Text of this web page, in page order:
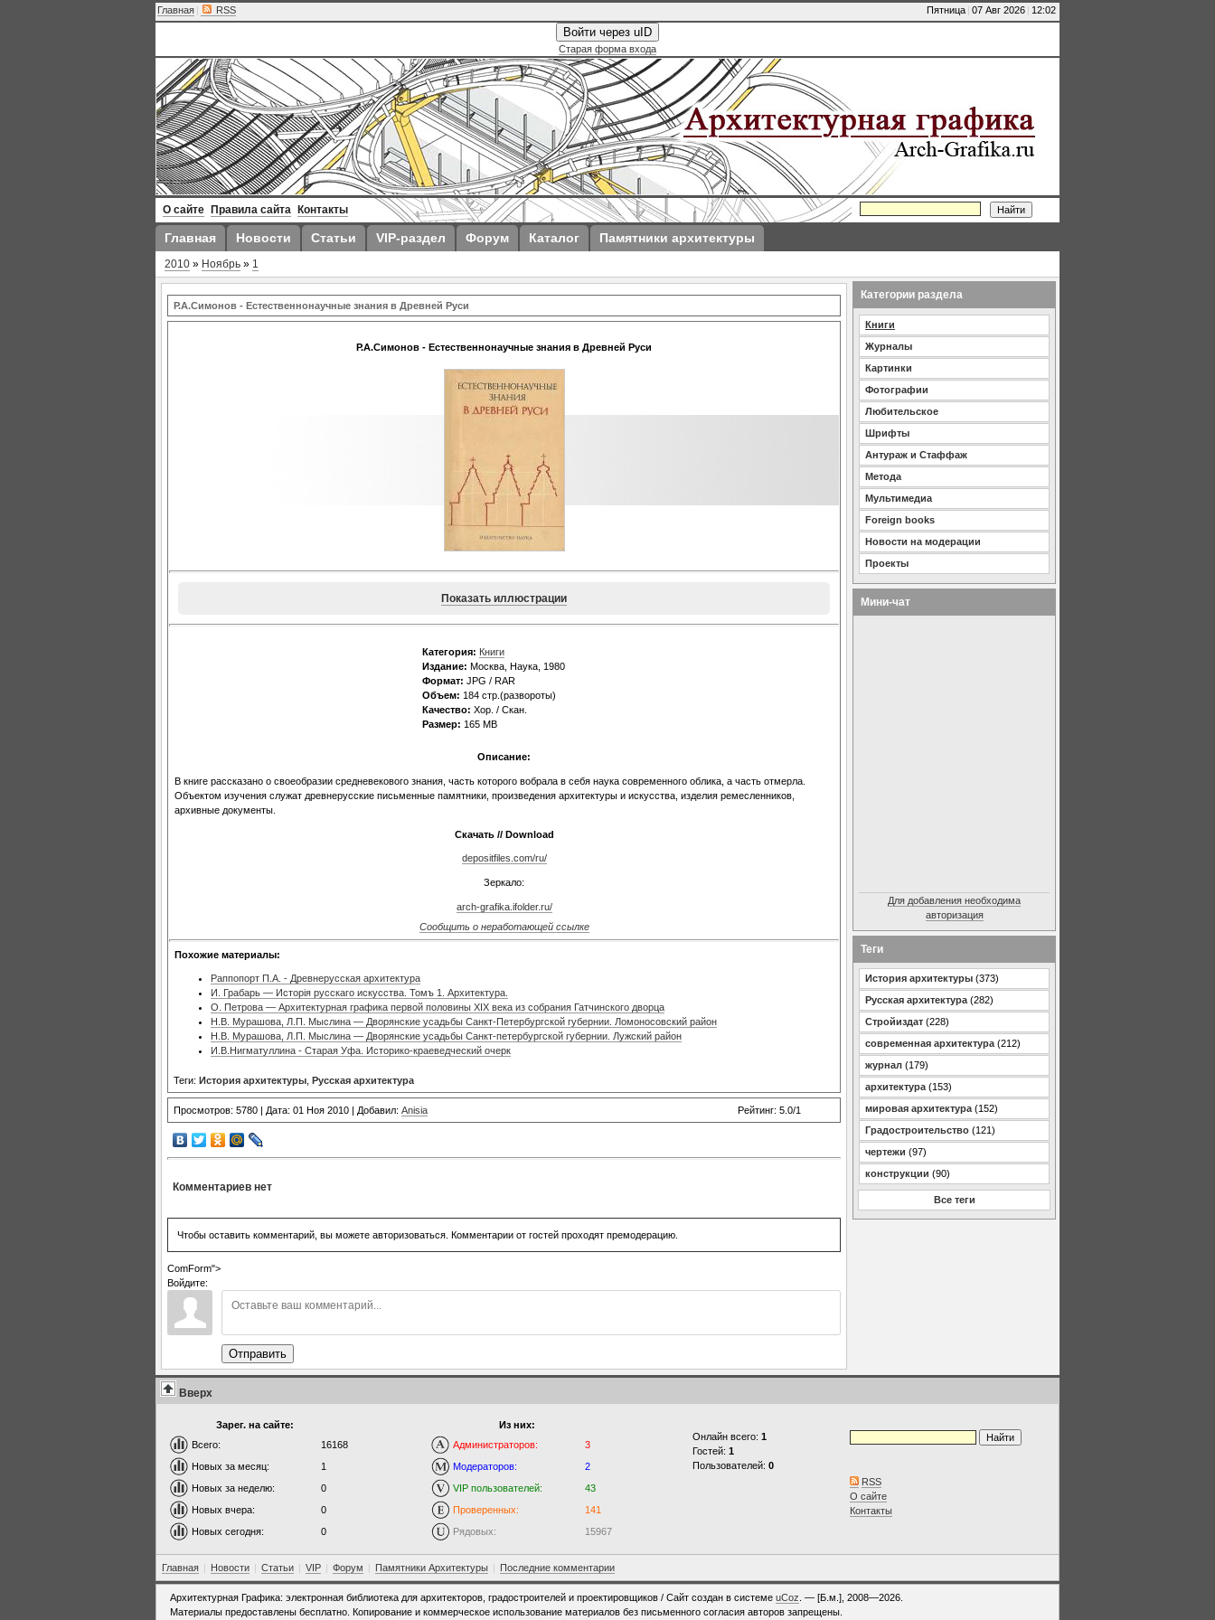
Пятница | 07 Авг 2026 | 12:02
Главная | RSS
Войти через uID
Старая форма входа
О сайте Правила сайта Контакты
Главная Новости Статьи VIP-раздел Форум Каталог Памятники архитектуры
2010 » Ноябрь » 1
Р.А.Симонов - Естественнонаучные знания в Древней Руси
Р.А.Симонов - Естественнонаучные знания в Древней Руси
Показать иллюстрации
Категория: Книги
Издание: Москва, Наука, 1980
Формат: JPG / RAR
Объем: 184 стр.(развороты)
Качество: Хор. / Скан.
Размер: 165 МВ
Описание:
В книге рассказано о своеобразии средневекового знания, часть которого вобрала в себя наука современного облика, а часть отмерла.
Объектом изучения служат древнерусские письменные памятники, произведения архитектуры и искусства, изделия ремесленников,
архивные документы.
Скачать // Download
depositfiles.com/ru/
Зеркало:
arch-grafika.ifolder.ru/
Сообщить о неработающей ссылке
Похожие материалы:
Раппопорт П.А. - Древнерусская архитектура
И. Грабарь — Исторiя русскаго искусства. Томъ 1. Архитектура.
О. Петрова — Архитектурная графика первой половины XIX века из собрания Гатчинского дворца
Н.В. Мурашова, Л.П. Мыслина — Дворянские усадьбы Санкт-Петербургской губернии. Ломоносовский район
Н.В. Мурашова, Л.П. Мыслина — Дворянские усадьбы Санкт-петербургской губернии. Лужский район
И.В.Нигматуллина - Старая Уфа. Историко-краеведческий очерк
Теги: История архитектуры Русская архитектура
Просмотров: 5780 | Дата: 01 Ноя 2010 | Добавил: Anisia Рейтинг: 5.0/1
Комментариев нет
Чтобы оставить комментарий, вы можете авторизоваться. Комментарии от гостей проходят премодерацию.
ComForm">
Войдите:
Отправить
Категории раздела
Книги
Журналы
Картинки
Фотографии
Любительское
Шрифты
Антураж и Стаффаж
Метода
Мультимедиа
Foreign books
Новости на модерации
Проекты
Мини-чат
Для добавления необходима
авторизация
Теги
История архитектуры (373)
Русская архитектура (282)
Стройиздат (228)
современная архитектура (212)
журнал (179)
архитектура (153)
мировая архитектура (152)
Градостроительство (121)
чертежи (97)
конструкции (90)
Все теги
Вверх
Зарег. на сайте:
Всего:
16168
Новых за месяц:
1
Новых за неделю:
0
Новых вчера:
0
Новых сегодня:
0
Из них:
Администраторов:
3
Модераторов:
2
VIP пользователей:
43
Проверенных:
141
Рядовых:
15967
Онлайн всего: 1
Гостей: 1
Пользователей: 0
RSS
О сайте
Контакты
Главная | Новости | Статьи | VIP | Форум | Памятники Архитектуры | Последние комментарии
Архитектурная Графика: электронная библиотека для архитекторов, градостроителей и проектировщиков / Сайт создан в системе uCoz . — [Б.м.], 2008—2026.
Материалы предоставлены бесплатно. Копирование и коммерческое использование материалов без письменного согласия авторов запрещены.